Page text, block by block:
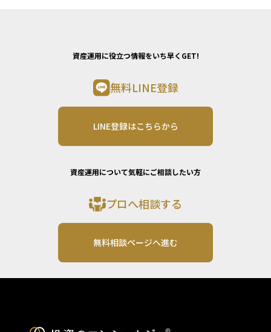
資産運用に役立つ情報をいち早くGET!
無料LINE登録
LINE登録はこちらから
資産運用について気軽にご相談したい方
プロへ相談する
無料相談ページへ進む